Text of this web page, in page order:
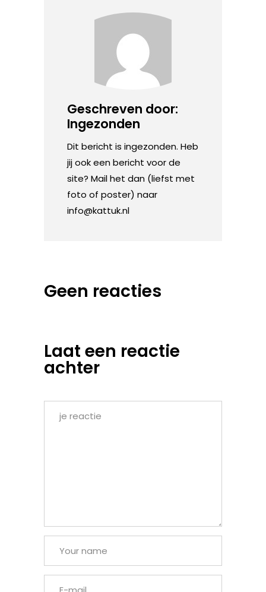
Geschreven door:
Ingezonden
Dit bericht is ingezonden. Heb
jij ook een bericht voor de
site? Mail het dan (liefst met
foto of poster) naar
info@kattuk.nl
Geen reacties
Laat een reactie
achter